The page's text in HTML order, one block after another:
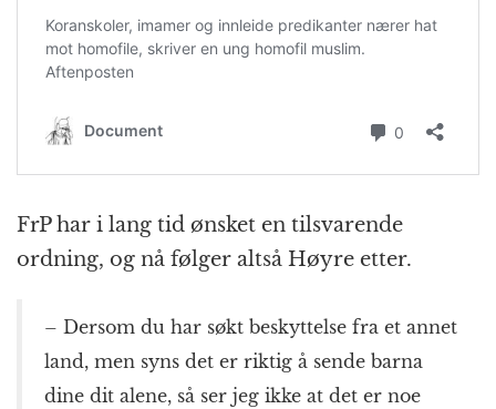
FrP har i lang tid ønsket en tilsvarende
ordning, og nå følger altså Høyre etter.
– Dersom du har søkt beskyttelse fra et annet
land, men syns det er riktig å sende barna
dine dit alene, så ser jeg ikke at det er noe